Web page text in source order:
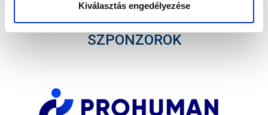
Kiválasztás engedélyezése
SZPONZOROK